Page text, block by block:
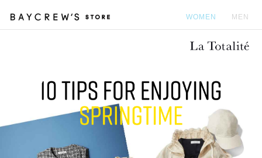
WOMEN MEN